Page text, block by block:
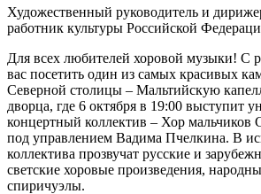
Художественный руководитель и
работник культуры Российской
Для всех любителей хоровой музыки! С
вас посетить один из самых красивых
Северной столицы – Мальтийскую
дворца, где 6 октября в 19:00 выступит
концертный коллектив – Хор мальчиков
под управлением Вадима Пчелкина. В
коллектива прозвучат русские и
светские хоровые произведения,
спиричуэлы.